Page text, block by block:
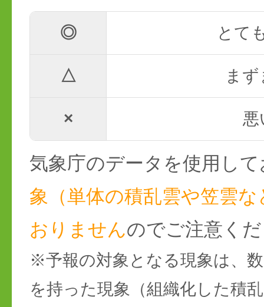
◎ とて
△ ま
× 悪
気象庁のデータを使用し
象（単体の積乱雲や笠雲
おりませんのでご注意く
※予報の対象となる現象は、
を持った現象（組織化した積